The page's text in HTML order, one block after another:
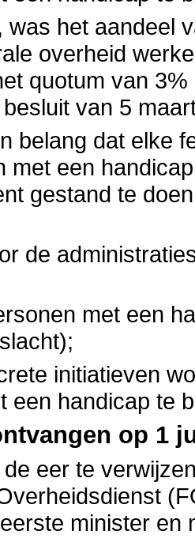
was het aandeel
overheid
quotum van
van 5
belang dat elke
met een
gestand te
de
met een
initiatieven
een handicap te
op 1
eer te
minister en